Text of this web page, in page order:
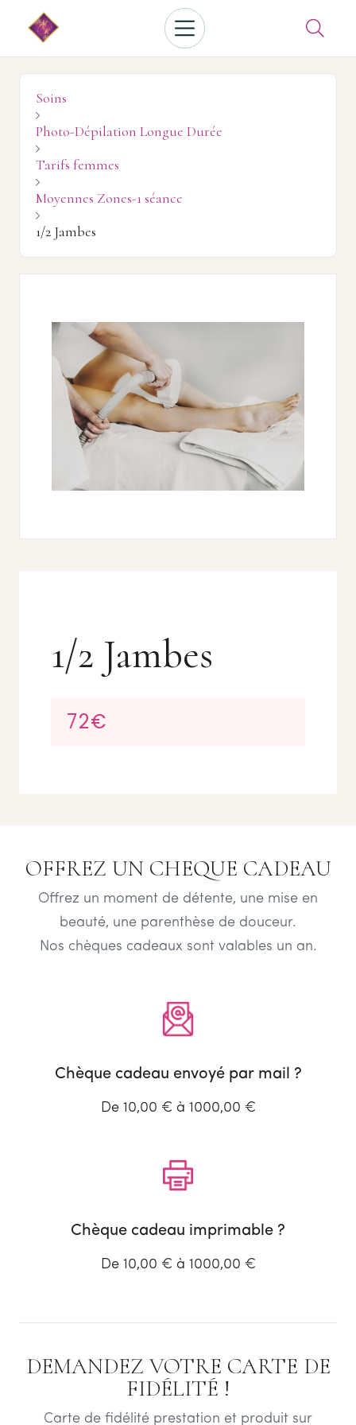

Soins

Photo-Dépilation Longue Durée

Tarifs femmes

Moyennes Zones-1 séance

1/2 Jambes
1/2 Jambes
72€
OFFREZ UN CHEQUE CADEAU
Offrez un moment de détente, une mise en
beauté, une parenthèse de douceur.
Nos chèques cadeaux sont valables un an.
Chèque cadeau envoyé par mail ?
De 10,00 € à 1000,00 €
Chèque cadeau imprimable ?
De 10,00 € à 1000,00 €
DEMANDEZ VOTRE CARTE DE
FIDÉLITÉ !
Carte de fidélité prestation et produit sur